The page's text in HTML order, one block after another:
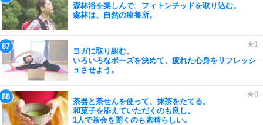
森林浴を楽しんで、フィトンチッドを取り込む。
森林は、自然の療養所。
ヨガに取り組む。
いろいろなポーズを決めて、疲れた心身をリフレッシ
ュさせよう。
茶器と茶せんを使って、抹茶をたてる。
和菓子を添えていただくのも良し。
1人で茶会を開くのも素晴らしい。